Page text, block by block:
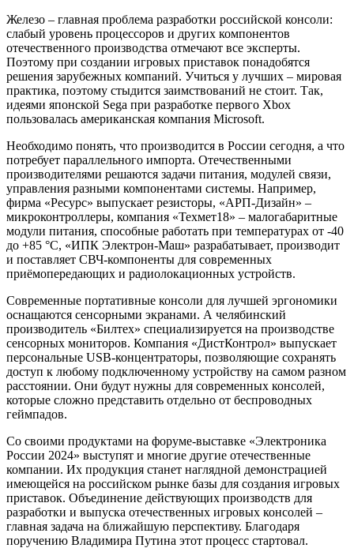
Железо – главная проблема разработки российской консоли:
слабый уровень процессоров и других компонентов
отечественного производства отмечают все эксперты.
Поэтому при создании игровых приставок понадобятся
решения зарубежных компаний. Учиться у лучших – мировая
практика, поэтому стыдится заимствований не стоит. Так,
идеями японской Sega при разработке первого Xbox
пользовалась американская компания Microsoft.
Необходимо понять, что производится в России сегодня, а что
потребует параллельного импорта. Отечественными
производителями решаются задачи питания, модулей связи,
управления разными компонентами системы. Например,
фирма «Ресурс» выпускает резисторы, «АРП-Дизайн» –
микроконтроллеры, компания «Техмет18» – малогабаритные
модули питания, способные работать при температурах от -40
до +85 °C, «ИПК Электрон-Маш» разрабатывает, производит
и поставляет СВЧ-компоненты для современных
приёмопередающих и радиолокационных устройств.
Современные портативные консоли для лучшей эргономики
оснащаются сенсорными экранами. А челябинский
производитель «Билтех» специализируется на производстве
сенсорных мониторов. Компания «ДистКонтрол» выпускает
персональные USB-концентраторы, позволяющие сохранять
доступ к любому подключенному устройству на самом разном
расстоянии. Они будут нужны для современных консолей,
которые сложно представить отдельно от беспроводных
геймпадов.
Со своими продуктами на форуме-выставке «Электроника
России 2024» выступят и многие другие отечественные
компании. Их продукция станет наглядной демонстрацией
имеющейся на российском рынке базы для создания игровых
приставок. Объединение действующих производств для
разработки и выпуска отечественных игровых консолей –
главная задача на ближайшую перспективу. Благодаря
поручению Владимира Путина этот процесс стартовал.